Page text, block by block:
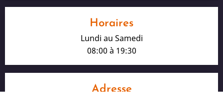
Horaires
Lundi au Samedi
08:00 à 19:30
Adresse